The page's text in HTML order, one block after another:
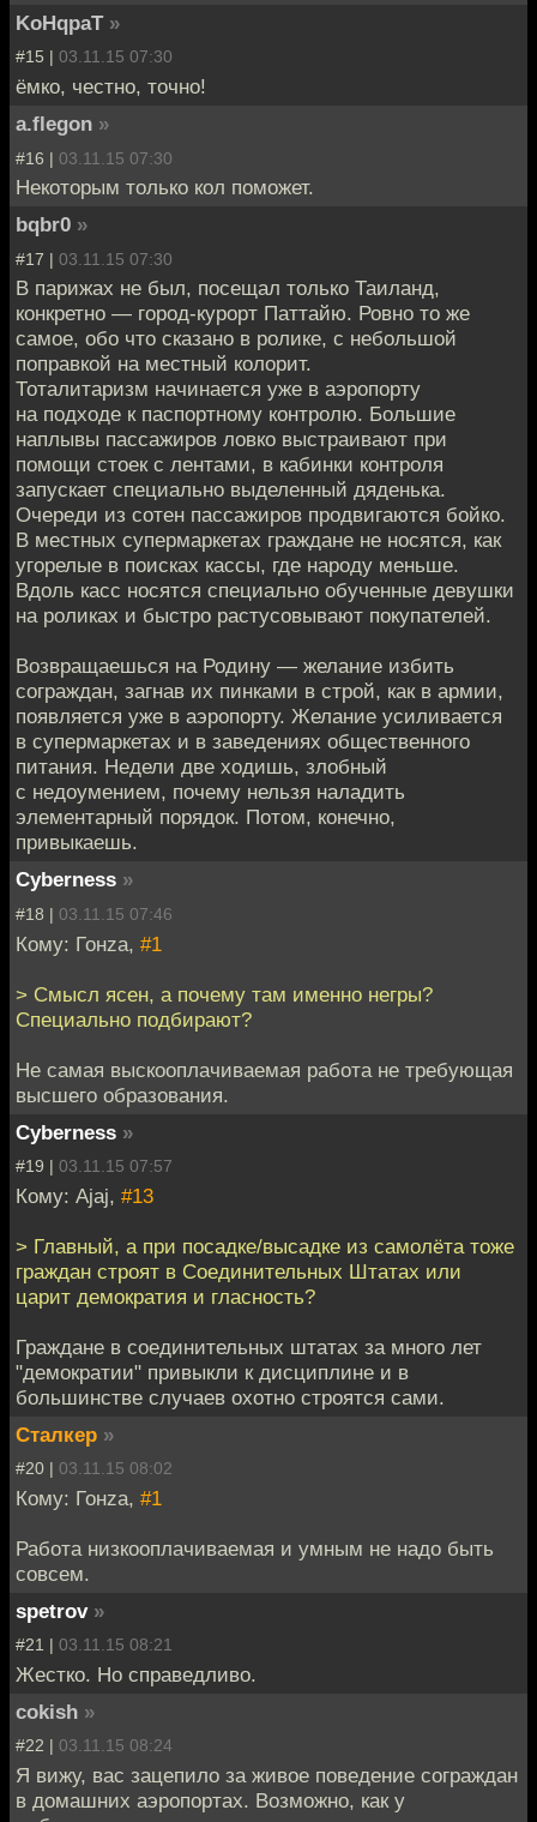
KoHqpaT »
#15 | 03.11.15 07:30
ёмко, честно, точно!
a.flegon »
#16 | 03.11.15 07:30
Некоторым только кол поможет.
bqbr0 »
#17 | 03.11.15 07:30
В парижах не был, посещал только Таиланд,
конкретно — город-курорт Паттайю. Ровно то же
самое, обо что сказано в ролике, с небольшой
поправкой на местный колорит.
Тоталитаризм начинается уже в аэропорту
на подходе к паспортному контролю. Большие
наплывы пассажиров ловко выстраивают при
помощи стоек с лентами, в кабинки контроля
запускает специально выделенный дяденька.
Очереди из сотен пассажиров продвигаются бойко.
В местных супермаркетах граждане не носятся, как
угорелые в поисках кассы, где народу меньше.
Вдоль касс носятся специально обученные девушки
на роликах и быстро растусовывают покупателей.
Возвращаешься на Родину — желание избить
сограждан, загнав их пинками в строй, как в армии,
появляется уже в аэропорту. Желание усиливается
в супермаркетах и в заведениях общественного
питания. Недели две ходишь, злобный
с недоумением, почему нельзя наладить
элементарный порядок. Потом, конечно,
привыкаешь.
Cyberness »
#18 | 03.11.15 07:46
Кому: Гонzа, #1
> Смысл ясен, а почему там именно негры?
Специально подбирают?
Не самая выскооплачиваемая работа не требующая
высшего образования.
Cyberness »
#19 | 03.11.15 07:57
Кому: Ajaj, #13
> Главный, а при посадке/высадке из самолёта тоже
граждан строят в Соединительных Штатах или
царит демократия и гласность?
Граждане в соединительных штатах за много лет
"демократии" привыкли к дисциплине и в
большинстве случаев охотно строятся сами.
Сталкер »
#20 | 03.11.15 08:02
Кому: Гонzа, #1
Работа низкооплачиваемая и умным не надо быть
совсем.
spetrov »
#21 | 03.11.15 08:21
Жестко. Но справедливо.
cokish »
#22 | 03.11.15 08:24
Я вижу, вас зацепило за живое поведение сограждан
в домашних аэропортах. Возможно, как у